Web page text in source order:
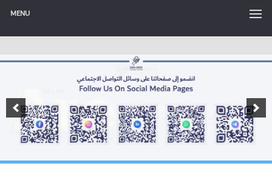
MENU